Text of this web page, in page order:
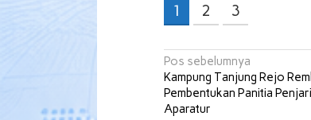
1
2 3
Navigasi
pos
Pos sebelumnya
Kampung Tanjung Rejo
Pembentukan Panitia
Aparatur